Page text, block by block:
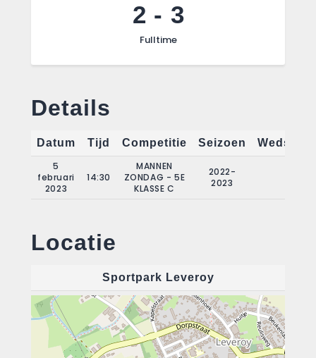
2 - 3
Fulltime
Details
Datum Tijd Competitie Seizoen
5
februari
2023
14:30
MANNEN
ZONDAG - 5E
KLASSE C
2022-
2023
Locatie
Sportpark Leveroy